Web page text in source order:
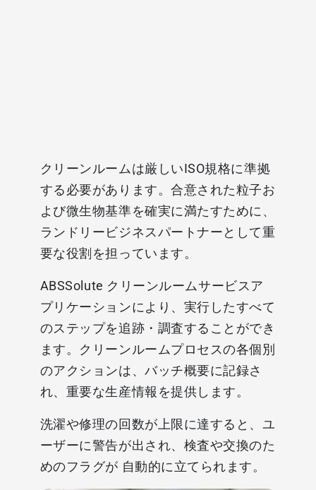
クリーンルームは厳しいISO規格に準拠
する必要があります。合意された粒子お
よび微生物基準を確実に満たすために、
ランドリービジネスパートナーとして重
要な役割を担っています。
ABSSolute クリーンルームサービスア
プリケーションにより、実行したすべて
のステップを追跡・調査することができ
ます。クリーンルームプロセスの各個別
のアクションは、バッチ概要に記録さ
れ、重要な生産情報を提供します。
洗濯や修理の回数が上限に達すると、ユ
ーザーに警告が出され、検査や交換のた
めのフラグが 自動的に立てられます。